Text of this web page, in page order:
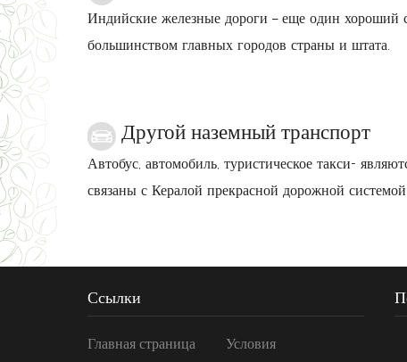
Индийские железные дороги – еще один хороший
большинством главных городов страны и штата.
Другой наземный транспорт
Автобус, автомобиль, туристическое такси-
связаны с Кералой прекрасной дорожной системой.
Ссылки
Главная страница
Условия